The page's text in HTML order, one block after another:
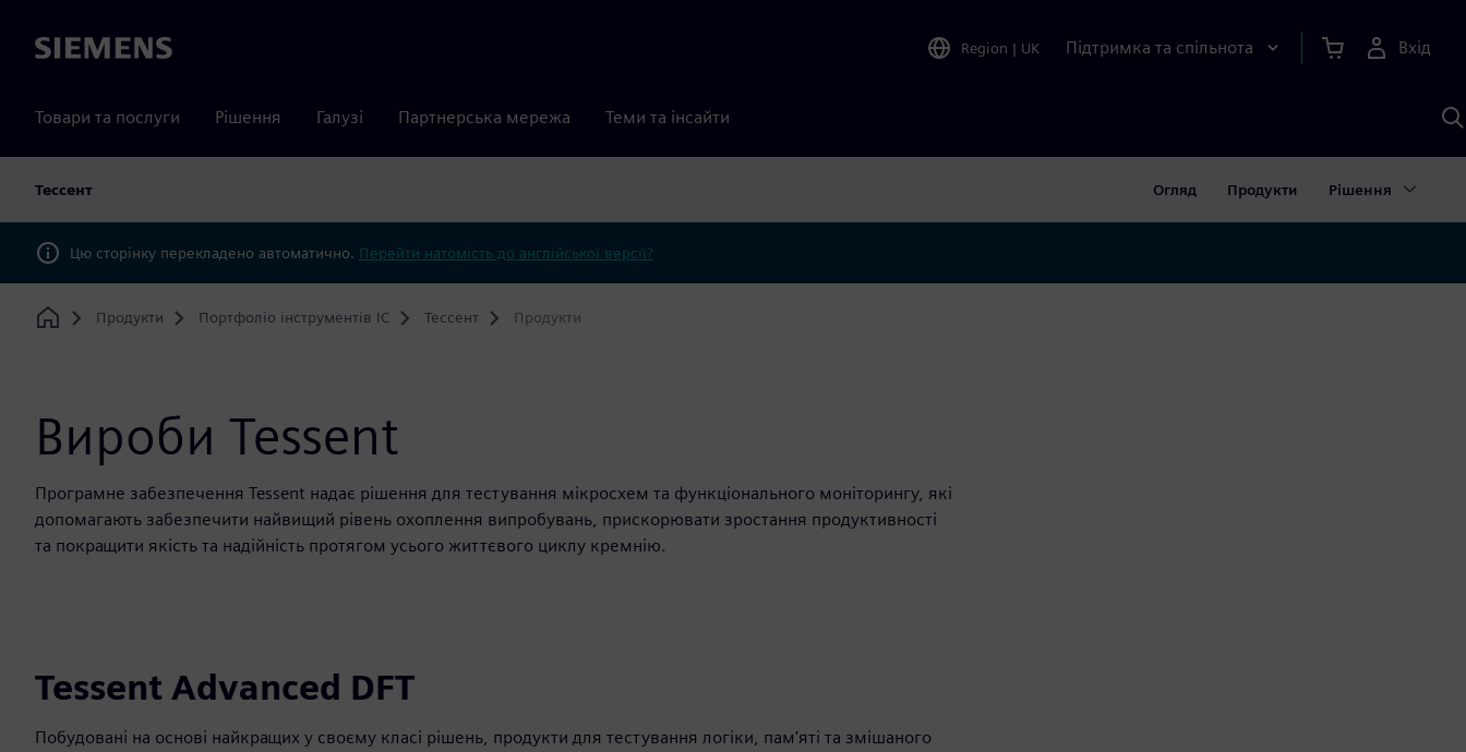
Siemens Region | UK Підтримка та спільнота Вхід
Товари та послуги Рішення Галузі Партнерська мережа Теми та інсайти
Тессент Огляд Продукти Рішення
Цю сторінку перекладено автоматично. Перейти натомість до англійської версії?
Home
Продукти Портфоліо інструментів IC Тессент Продукти
Вироби Tessent
Програмне забезпечення Tessent надає рішення для тестування мікросхем та функціонального моніторингу, які
допомагають забезпечити найвищий рівень охоплення випробувань, прискорювати зростання продуктивності
та покращити якість та надійність протягом усього життєвого циклу кремнію.
Tessent Advanced DFT
Побудовані на основі найкращих у своєму класі рішень, продукти для тестування логіки, пам'яті та змішаного